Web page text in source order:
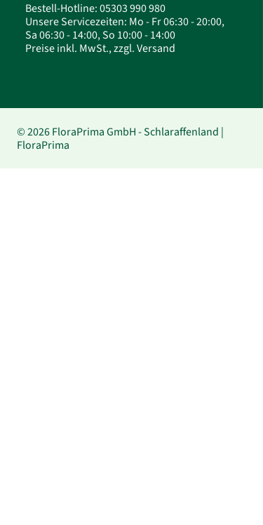
Bestell-Hotline: 05303 990 980
Unsere Servicezeiten: Mo - Fr 06:30 - 20:00,
Sa 06:30 - 14:00, So 10:00 - 14:00
Preise inkl. MwSt., zzgl. Versand
© 2026 FloraPrima GmbH - Schlaraffenland |
FloraPrima